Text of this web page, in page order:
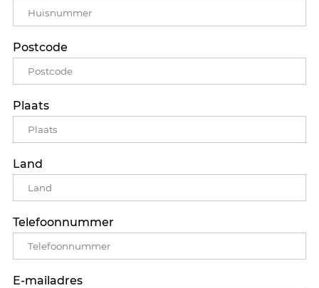
Postcode
Plaats
Land
Telefoonnummer
E-mailadres